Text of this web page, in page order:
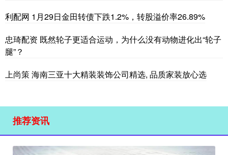
利配网 1月29日金田转债下跌1.2%，转股溢价率26.89%
忠琦配资 既然轮子更适合运动，为什么没有动物进化出“轮子
腿”？
上尚策 海南三亚十大精装装饰公司精选, 品质家装放心选
推荐资讯